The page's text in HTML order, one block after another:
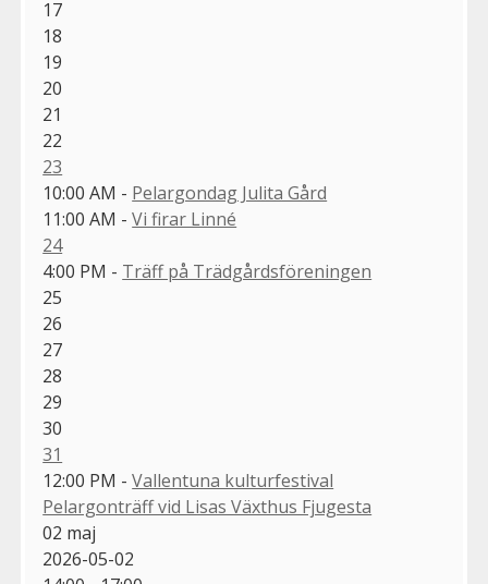
17
18
19
20
21
22
23
10:00 AM - Pelargondag Julita Gård
11:00 AM -Vi firar Linné
24
4:00 PM - Träff på Trädgårdsföreningen
25
26
27
28
29
30
31
12:00 PM -Vallentuna kulturfestival
Pelargonträff vid Lisas Växthus Fjugesta
02 maj
2026-05-02